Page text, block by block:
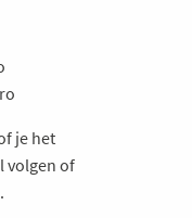
je het
volgen of